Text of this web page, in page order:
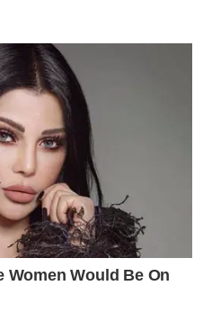
Women Would Be On